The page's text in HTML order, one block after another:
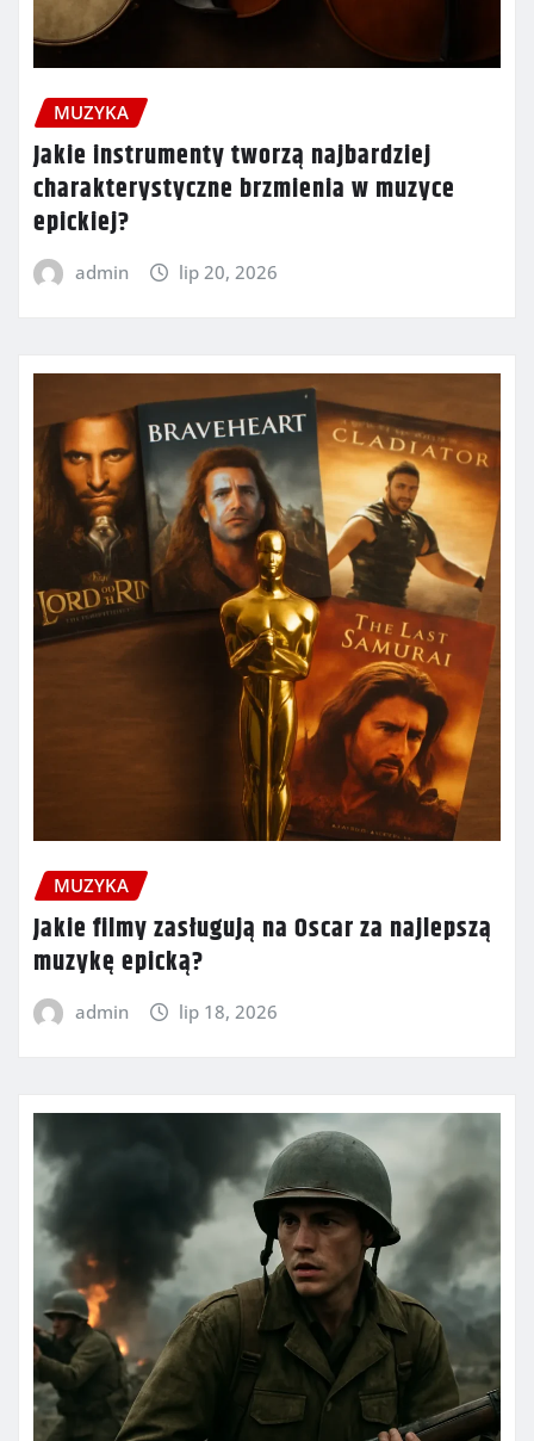
MUZYKA
Jakie instrumenty tworzą najbardziej
charakterystyczne brzmienia w muzyce
epickiej?
admin lip 20, 2026
MUZYKA
Jakie filmy zasługują na Oscar za najlepszą
muzykę epicką?
admin lip 18, 2026